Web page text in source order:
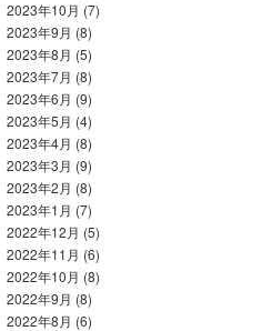
2023年10月 (7)
2023年9月 (8)
2023年8月 (5)
2023年7月 (8)
2023年6月 (9)
2023年5月 (4)
2023年4月 (8)
2023年3月 (9)
2023年2月 (8)
2023年1月 (7)
2022年12月 (5)
2022年11月 (6)
2022年10月 (8)
2022年9月 (8)
2022年8月 (6)